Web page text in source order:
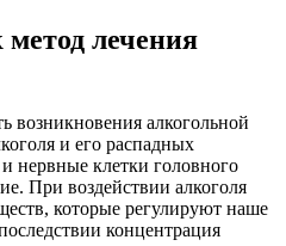
лечения
возникновения алкогольной
и его распадных
нервные клетки головного
При воздействии алкоголя
которые регулируют наше
концентрация